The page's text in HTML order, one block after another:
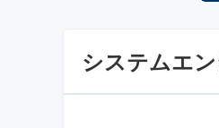
システムエ